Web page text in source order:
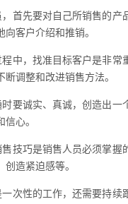
首先要对自己所销售的
客户介绍和推销。
中，找准目标客户是非
调整和改进销售方法。
要诚实、真诚，创造出
心。
技巧是销售人员必须掌
造紧迫感等。
次性的工作，还需要持